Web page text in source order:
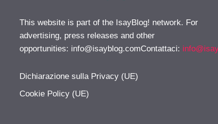
This website is part of the IsayBlog! network. For
advertising, press releases and other
opportunities: info@isayblog.comContattaci:
Dichiarazione sulla Privacy (UE)
Cookie Policy (UE)